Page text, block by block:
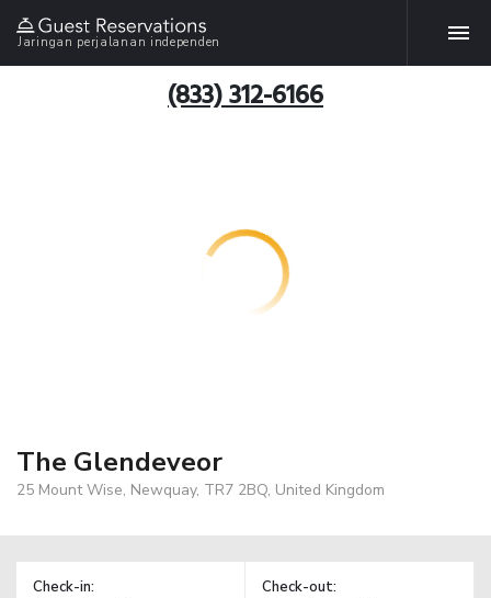
Jaringan perjalanan independen
(833) 312-6166
The Glendeveor
25 Mount Wise, Newquay, TR7 2BQ, United Kingdom
Check-in: Check-out: